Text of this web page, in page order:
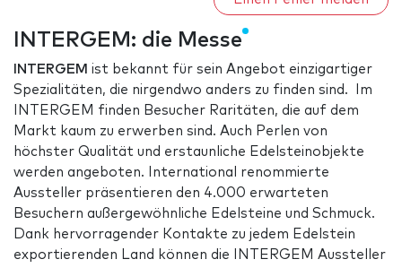
INTERGEM: die Messe
INTERGEM ist bekannt für sein Angebot einzigartiger
Spezialitäten, die nirgendwo anders zu finden sind. Im
INTERGEM finden Besucher Raritäten, die auf dem
Markt kaum zu erwerben sind. Auch Perlen von
höchster Qualität und erstaunliche Edelsteinobjekte
werden angeboten. International renommierte
Aussteller präsentieren den 4.000 erwarteten
Besuchern außergewöhnliche Edelsteine und Schmuck.
Dank hervorragender Kontakte zu jedem Edelstein
exportierenden Land können die INTERGEM Aussteller